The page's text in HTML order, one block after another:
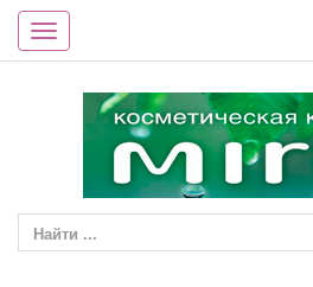
Toggle
navigation